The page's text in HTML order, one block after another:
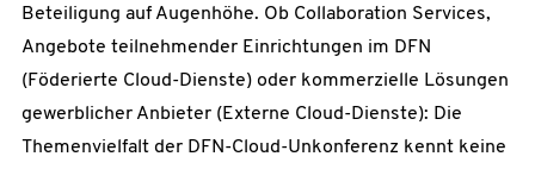
Beteiligung auf Augenhöhe. Ob Collaboration Services,
Angebote teilnehmender Einrichtungen im DFN
(Föderierte Cloud-Dienste) oder kommerzielle Lösungen
gewerblicher Anbieter (Externe Cloud-Dienste): Die
Themenvielfalt der DFN-Cloud-Unkonferenz kennt keine